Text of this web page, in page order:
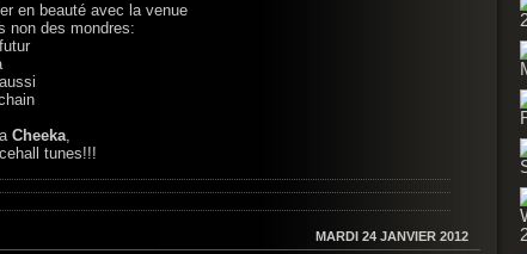
en beauté avec la venue
non des mondres:
Cheeka,
tunes!!!
MARDI 24 JANVIER 2012